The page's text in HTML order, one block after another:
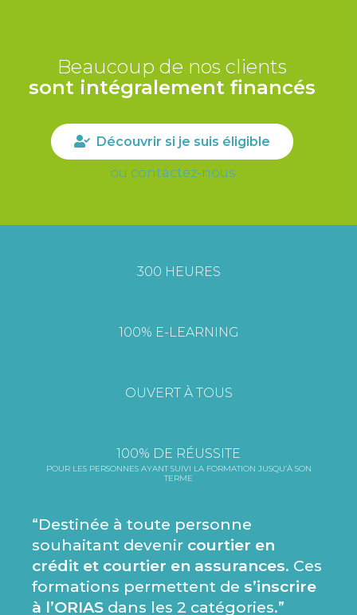
Beaucoup de nos clients
sont intégralement financés
Découvrir si je suis éligible
ou contactez-nous
300 HEURES
100% E-LEARNING
OUVERT À TOUS
100% DE RÉUSSITE
POUR LES PERSONNES AYANT SUIVI LA FORMATION JUSQU’À SON
TERME
“Destinée à toute personne
souhaitant devenir courtier en
crédit et courtier en assurances. Ces
formations permettent de s’inscrire
à l’ORIAS dans les 2 catégories.”